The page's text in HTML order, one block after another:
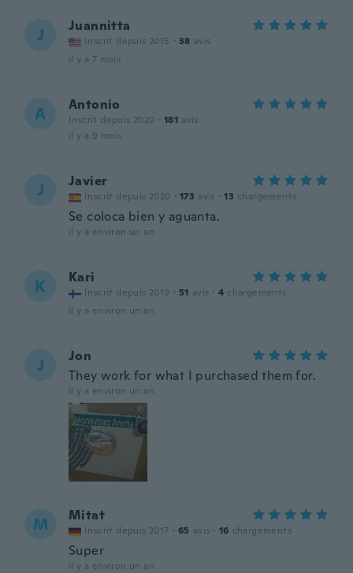
J Juannitta
Inscrit depuis 2015 · 38 avis
il y a 7 mois
A Antonio
Inscrit depuis 2020 · 181 avis
il y a 9 mois
J Javier
Inscrit depuis 2020 · 173 avis · 13 chargements
Se coloca bien y aguanta.
il y a environ un an
K Kari
Inscrit depuis 2019 · 51 avis · 4 chargements
il y a environ un an
J
Jon
They work for what I purchased them for.
il y a environ un an
M Mitat
Inscrit depuis 2017 · 65 avis · 16 chargements
Super
il y a environ un an